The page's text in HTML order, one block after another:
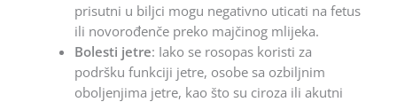
prisutni u biljci mogu negativno uticati na fetus
ili novorođenče preko majčinog mlijeka.
Bolesti jetre: Iako se rosopas koristi za
podršku funkciji jetre, osobe sa ozbiljnim
oboljenjima jetre, kao što su ciroza ili akutni